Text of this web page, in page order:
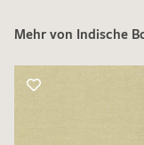
Mehr von Indische